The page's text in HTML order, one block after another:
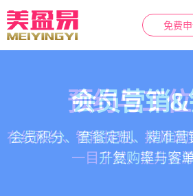
免费
智慧养生馆管
一站式解决养生馆预约、服
销全流程数字化
会员营销
会员积分、套餐定制、精准
升复购率与客
预约与工
在线预约、智能排班、技师调
一目了然，提升资
健康档案与效
客户体质记录、服务方案执
化展示服务价